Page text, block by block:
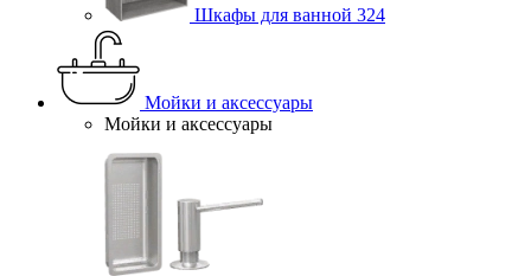
Шкафы для ванной 324
Мойки и аксессуары
Мойки и аксессуары